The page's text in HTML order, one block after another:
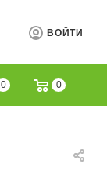
ВОЙТИ
0 0